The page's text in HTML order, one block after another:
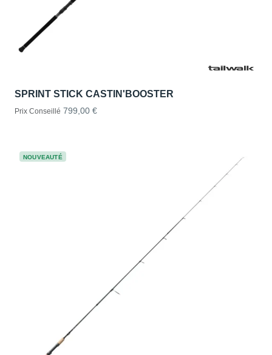
SPRINT STICK CASTIN'BOOSTER
Prix Conseillé 799,00 €
NOUVEAUTÉ